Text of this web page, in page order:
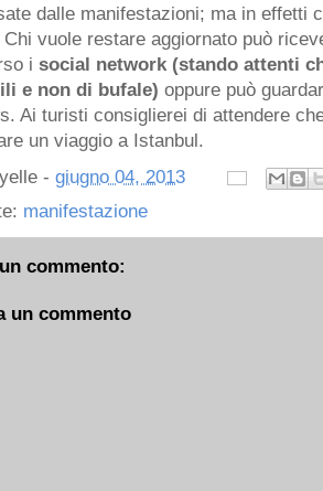
dalle manifestazioni; ma in effetti
vuole restare aggiornato può
i social network (stando attenti
e non di bufale) oppure può
Ai turisti consiglierei di attendere
un viaggio a Istanbul.
- giugno 04, 2013
manifestazione
commento:
un commento